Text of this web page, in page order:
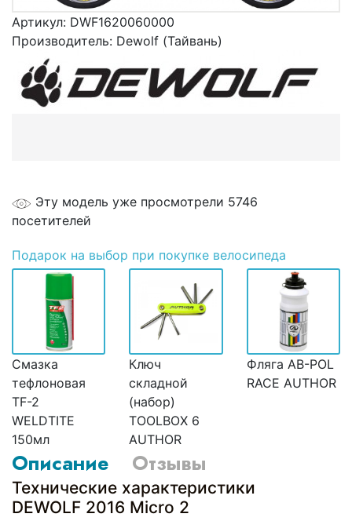
Артикул: DWF1620060000
Производитель: Dewolf (Тайвань)
Эту модель уже просмотрели 5746
посетителей
Подарок на выбор при покупке велосипеда
Смазка
тефлоновая
TF-2
WELDTITE
150мл
Ключ
складной
(набор)
TOOLBOX 6
AUTHOR
Фляга AB-POL
RACE AUTHOR
Описание Отзывы
Технические характеристики
DEWOLF 2016 Micro 2